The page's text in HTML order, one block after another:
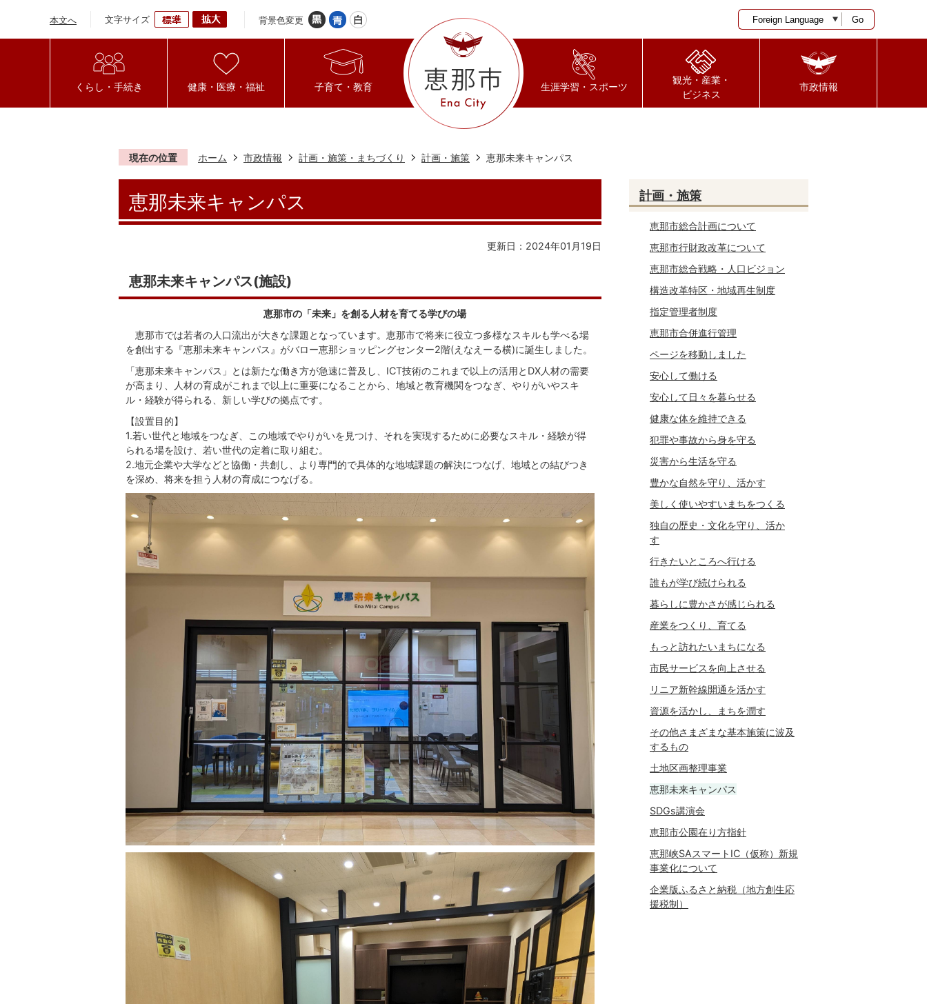
本文へ 文字サイズ 背景色変更 Go
くらし・手続き 健康・医療・福祉 子育て・教育 生涯学習・スポーツ
観光・産業・
ビジネス
市政情報
現在の位置 ホーム 市政情報 計画・施策・まちづくり 計画・施策 恵那未来キャンパス
恵那未来キャンパス
更新日：2024年01月19日
恵那未来キャンパス(施設)
恵那市の「未来」を創る人材を育てる学びの場
恵那市では若者の人口流出が大きな課題となっています。恵那市で将来に役立つ多様なスキルも学べる場
を創出する『恵那未来キャンパス』がバロー恵那ショッピングセンター2階(えなえーる横)に誕生しました。
「恵那未来キャンパス」とは新たな働き方が急速に普及し、ICT技術のこれまで以上の活用とDX人材の需要
が高まり、人材の育成がこれまで以上に重要になることから、地域と教育機関をつなぎ、やりがいやスキ
ル・経験が得られる、新しい学びの拠点です。
【設置目的】
1.若い世代と地域をつなぎ、この地域でやりがいを見つけ、それを実現するために必要なスキル・経験が得
られる場を設け、若い世代の定着に取り組む。
2.地元企業や大学などと協働・共創し、より専門的で具体的な地域課題の解決につなげ、地域との結びつき
を深め、将来を担う人材の育成につなげる。
計画・施策
恵那市総合計画について
恵那市行財政改革について
恵那市総合戦略・人口ビジョン
構造改革特区・地域再生制度
指定管理者制度
恵那市合併進行管理
ページを移動しました
安心して働ける
安心して日々を暮らせる
健康な体を維持できる
犯罪や事故から身を守る
災害から生活を守る
豊かな自然を守り、活かす
美しく使いやすいまちをつくる
独自の歴史・文化を守り、活か
す
行きたいところへ行ける
誰もが学び続けられる
暮らしに豊かさが感じられる
産業をつくり、育てる
もっと訪れたいまちになる
市民サービスを向上させる
リニア新幹線開通を活かす
資源を活かし、まちを潤す
その他さまざまな基本施策に波及
するもの
土地区画整理事業
恵那未来キャンパス
SDGs講演会
恵那市公園在り方指針
恵那峡SAスマートIC（仮称）新規
事業化について
企業版ふるさと納税（地方創生応
援税制）